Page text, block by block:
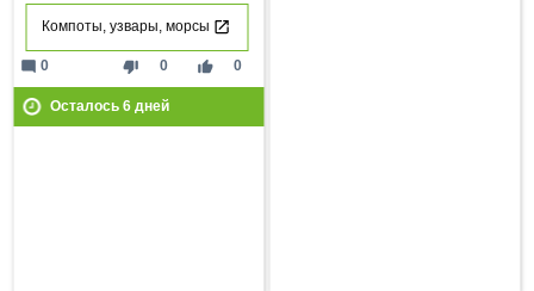
Компоты, узвары, морсы
thumb_down 0 thumb_up 0
mode_comment 0
Осталось 6дней